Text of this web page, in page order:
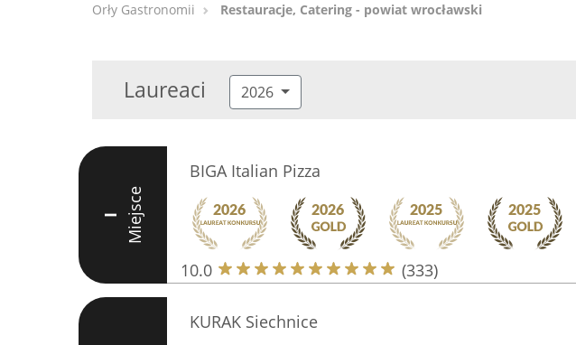
Orły Gastronomii Restauracje, Catering - powiat wrocławski
Laureaci 2026
I Miejsce
BIGA Italian Pizza
10.0 (333)
KURAK Siechnice